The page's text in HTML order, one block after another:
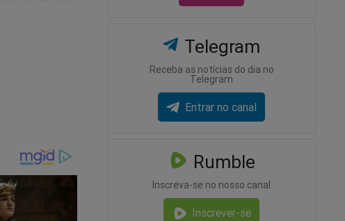
Apoiaram e
de
Telegram
Receba as notícias do dia no
Telegram
Entrar no canal
Rumble
Inscreva-se no nosso canal
Inscrever-se